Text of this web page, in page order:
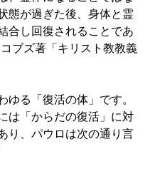
態が過ぎた後、身体と霊
合し回復されることであ
ブズ著「キリスト教教義
ゆる「復活の体」です。
は「からだの復活」に対
り、パウロは次の通り言